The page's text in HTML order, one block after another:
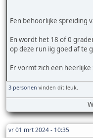
Een behoorlijke spreiding
En wordt het 18 of 0
op deze run iig goed af te
Er vormt zich een heerlijke
3 personen vinden dit leuk.
vr 01 mrt 2024 - 10:35